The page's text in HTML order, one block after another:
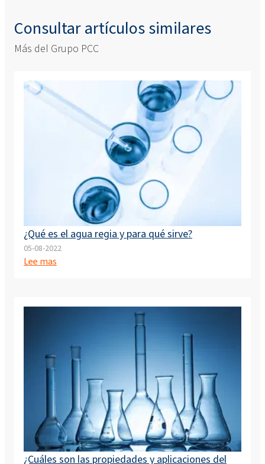
Consultar artículos similares
Más del Grupo PCC
¿Qué es el agua regia y para qué sirve?
05-08-2022
Lee mas
¿Cuáles son las propiedades y aplicaciones del